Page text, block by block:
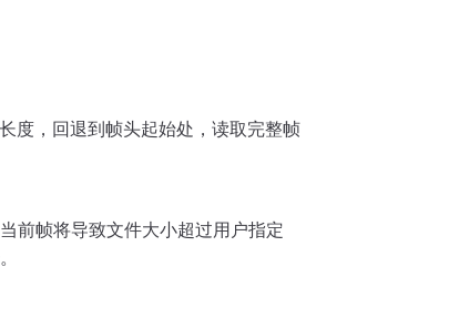
度，回退到帧头起始处，读取完整帧
前帧将导致文件大小超过用户指定